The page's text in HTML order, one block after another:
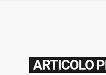
ARTICOLO